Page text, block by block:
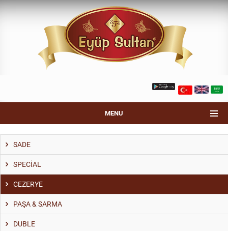
MENU
SADE
SPECİAL
CEZERYE
PAŞA & SARMA
DUBLE